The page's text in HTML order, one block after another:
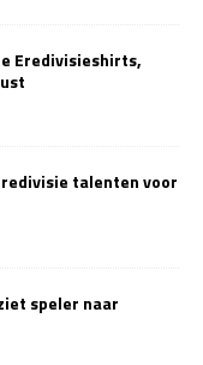
Eredivisieshirts,
talenten voor
speler naar